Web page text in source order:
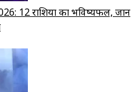
12 राशियों का भविष्यफल, जानें